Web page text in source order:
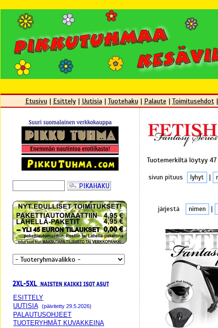
Etusivu| Esittely| Uutisia| Tuotehaku| Palaute | Toimitusehdot
ESITTELY
UUTISIA
(päivitetty 29.5.2026)
PALAUTUSOHJEET
TUOTERYHMÄT KUVAKKEINA
Tuotemerkiltä löytyy
sivun pituus lyhyt
järjestä nimen